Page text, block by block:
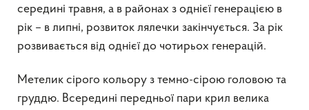
середині травня, а в районах з однієї генерацією в
рік – в липні, розвиток лялечки закінчується. За рік
розвивається від однієї до чотирьох генерацій.
Метелик сірого кольору з темно-сірою головою та
груддю. Всередині передньої пари крил велика